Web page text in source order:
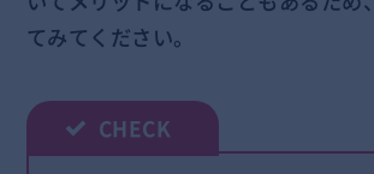
てみてください。